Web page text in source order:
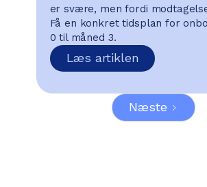
er svære, men fordi
Få en konkret tidsplan for
0 til måned 3.
Læs artiklen
Næste